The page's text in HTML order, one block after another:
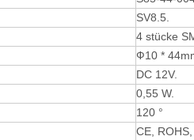
SV8.5.
4 stücke
Ф10 *
DC 12V.
0,55 W.
120 °
CE,